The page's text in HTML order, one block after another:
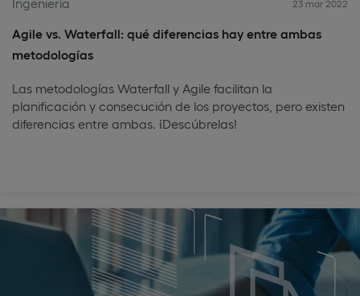
23 mar 2022
Agile vs. Waterfall: qué diferencias hay entre ambas
metodologías
Las metodologías Waterfall y Agile facilitan la
planificación y consecución de los proyectos, pero existen
diferencias entre ambas. ¡Descúbrelas!